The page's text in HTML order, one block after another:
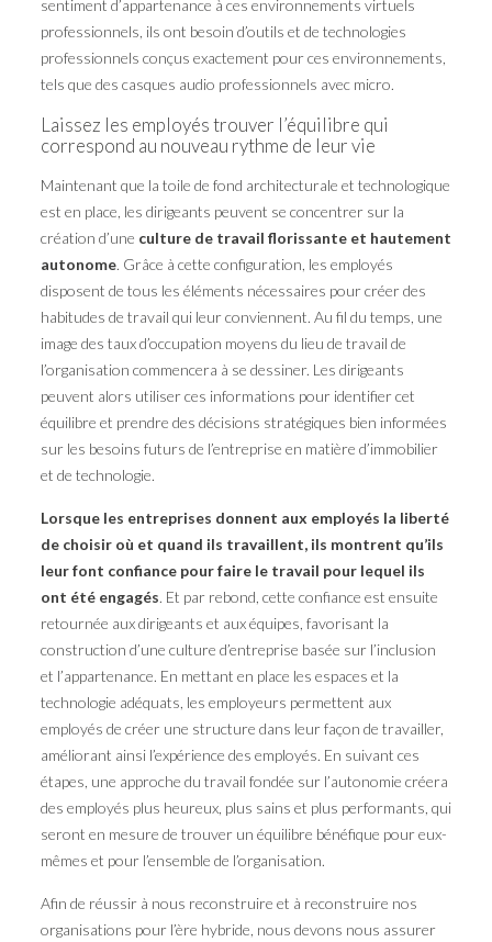
sentiment d’appartenance à ces environnements virtuels
professionnels, ils ont besoin d’outils et de technologies
professionnels conçus exactement pour ces environnements,
tels que des casques audio professionnels avec micro.
Laissez les employés trouver l’équilibre qui
correspond au nouveau rythme de leur vie
Maintenant que la toile de fond architecturale et technologique
est en place, les dirigeants peuvent se concentrer sur la
création d’une culture de travail florissante et hautement
autonome. Grâce à cette configuration, les employés
disposent de tous les éléments nécessaires pour créer des
habitudes de travail qui leur conviennent. Au fil du temps, une
image des taux d’occupation moyens du lieu de travail de
l’organisation commencera à se dessiner. Les dirigeants
peuvent alors utiliser ces informations pour identifier cet
équilibre et prendre des décisions stratégiques bien informées
sur les besoins futurs de l’entreprise en matière d’immobilier
et de technologie.
Lorsque les entreprises donnent aux employés la liberté
de choisir où et quand ils travaillent, ils montrent qu’ils
leur font confiance pour faire le travail pour lequel ils
ont été engagés. Et par rebond, cette confiance est ensuite
retournée aux dirigeants et aux équipes, favorisant la
construction d’une culture d’entreprise basée sur l’inclusion
et l’appartenance. En mettant en place les espaces et la
technologie adéquats, les employeurs permettent aux
employés de créer une structure dans leur façon de travailler,
améliorant ainsi l’expérience des employés. En suivant ces
étapes, une approche du travail fondée sur l’autonomie créera
des employés plus heureux, plus sains et plus performants, qui
seront en mesure de trouver un équilibre bénéfique pour eux-
mêmes et pour l’ensemble de l’organisation.
Afin de réussir à nous reconstruire et à reconstruire nos
organisations pour l’ère hybride, nous devons nous assurer